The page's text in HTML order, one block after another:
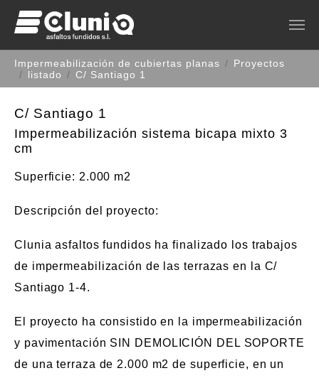
Estás aquí:
Impermeabilización de cubiertas planas
Proyectos
listado
C/ Santiago 1
C/ Santiago 1
Impermeabilización sistema bicapa mixto 3
cm
Superficie: 2.000 m2
Descripción del proyecto:
Clunia asfaltos fundidos ha finalizado los trabajos
de impermeabilización de las terrazas en la C/
Santiago 1-4.
El proyecto ha consistido en la impermeabilización
y pavimentación SIN DEMOLICIÓN DEL SOPORTE
de una terraza de 2.000 m2 de superficie, en un